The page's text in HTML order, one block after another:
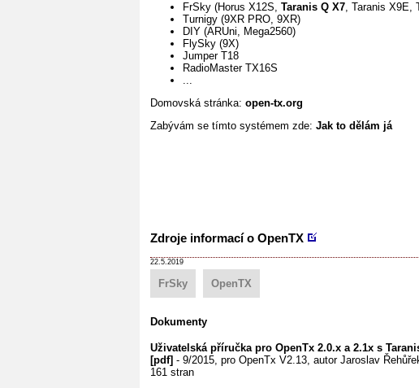
FrSky (Horus X12S, Taranis Q X7, Taranis X9E,
Turnigy (9XR PRO, 9XR)
DIY (ARUni, Mega2560)
FlySky (9X)
Jumper T18
RadioMaster TX16S
...
Domovská stránka: open-tx.org
Zabývám se tímto systémem zde: Jak to dělám já
Zdroje informací o OpenTX
22.5.2019
FrSky OpenTX
Dokumenty
Uživatelská příručka pro OpenTx 2.0.x a 2.1x s
[pdf] - 9/2015, pro OpenTx V2.13, autor Jaroslav
161 stran